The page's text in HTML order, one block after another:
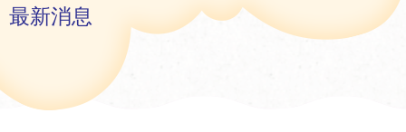
最新消息